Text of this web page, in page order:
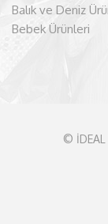
Balık ve Deniz
Bebek Ürünleri
© İDEAL